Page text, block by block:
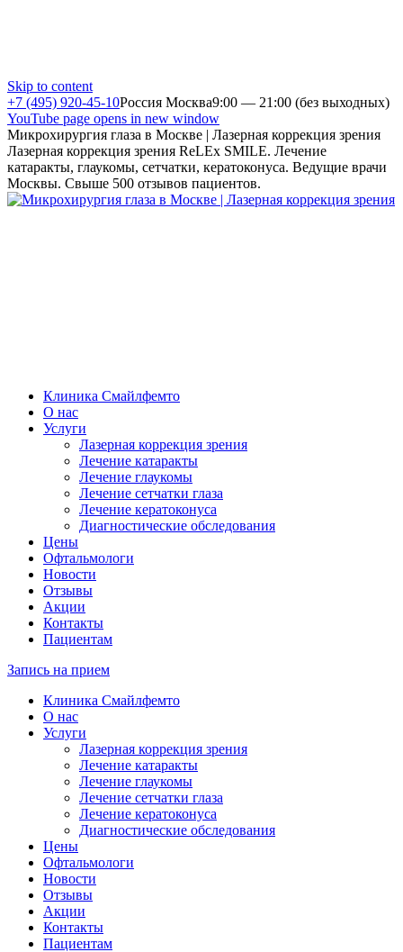
Skip to content
+7 (495) 920-45-10Россия Москва9:00 — 21:00 (без выходных)
YouTube page opens in new window
Микрохирургия глаза в Москве | Лазерная коррекция зрения
Лазерная коррекция зрения ReLEx SMILE. Лечение
катаракты, глаукомы, сетчатки, кератоконуса. Ведущие врачи
Москвы. Свыше 500 отзывов пациентов.
Клиника Смайлфемто
О нас
Услуги
Лазерная коррекция зрения
Лечение катаракты
Лечение глаукомы
Лечение сетчатки глаза
Лечение кератоконуса
Диагностические обследования
Цены
Офтальмологи
Новости
Отзывы
Акции
Контакты
Пациентам
Запись на прием
Клиника Смайлфемто
О нас
Услуги
Лазерная коррекция зрения
Лечение катаракты
Лечение глаукомы
Лечение сетчатки глаза
Лечение кератоконуса
Диагностические обследования
Цены
Офтальмологи
Новости
Отзывы
Акции
Контакты
Пациентам